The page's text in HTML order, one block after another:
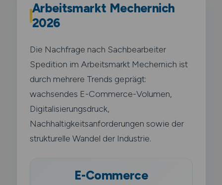
Arbeitsmarkt Mechernich
2026
Die Nachfrage nach Sachbearbeiter
Spedition im Arbeitsmarkt Mechernich ist
durch mehrere Trends geprägt:
wachsendes E-Commerce-Volumen,
Digitalisierungsdruck,
Nachhaltigkeitsanforderungen sowie der
strukturelle Wandel der Industrie.
E-Commerce